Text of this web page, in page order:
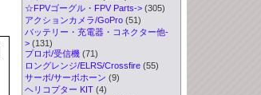
☆FPVゴーグル・FPV Parts->(305)
アクションカメラ/GoPro(51)
バッテリー・充電器・コネクター他-
>(131)
プロポ/受信機(71)
ロングレンジ/ELRS/Crossfire(55)
サーボ/サーボホーン (9)
ヘリコプター KIT(4)